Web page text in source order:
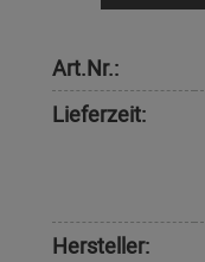
Art.Nr.:
Lieferzeit:
Hersteller: